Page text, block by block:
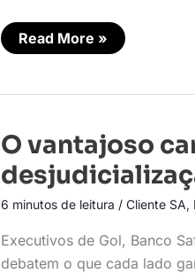
Read More »
O vantajoso
6 minutos de leitura / Cliente SA,
Executivos de Gol, Banco
debatem o que cada lado
O
vantajoso
caminho
da
desjudicialização